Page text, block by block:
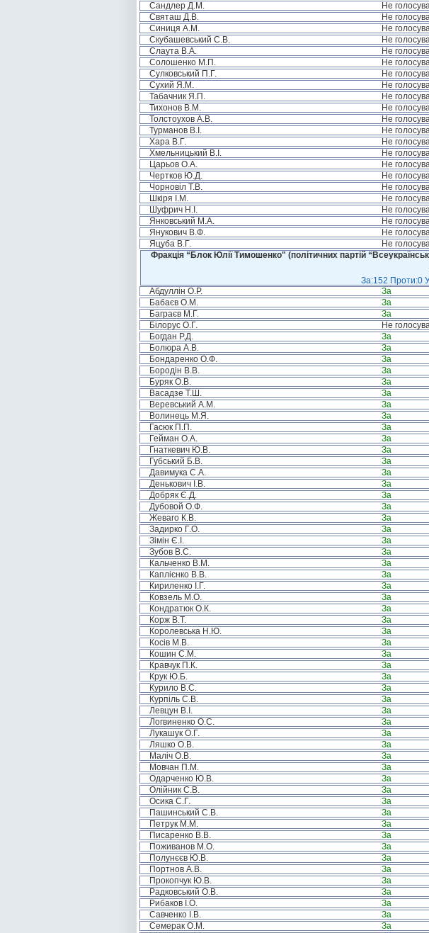
Сандлер Д.М.
Не
Святаш Д.В.
Не
Синиця А.М.
Не
Скубашевський С.В.
Не
Слаута В.А.
Не
Солошенко М.П.
Не
Сулковський П.Г.
Не
Сухий Я.М.
Не
Табачник Я.П.
Не
Тихонов В.М.
Не
Толстоухов А.В.
Не
Турманов В.І.
Не
Хара В.Г.
Не
Хмельницький В.І.
Не
Царьов О.А.
Не
Чертков Ю.Д.
Не
Чорновіл Т.В.
Не
Шкіря І.М.
Не
Шуфрич Н.І.
Не
Янковський М.А.
Не
Янукович В.Ф.
Не
Яцуба В.Г.
Не
Фракція “Блок Юлії Тимошенко" (політичних партій
За:152 Проти:0
Абдуллін О.Р.
За
Бабаєв О.М.
За
Баграєв М.Г.
За
Білорус О.Г.
Не
Богдан Р.Д.
За
Болюра А.В.
За
Бондаренко О.Ф.
За
Бородін В.В.
За
Буряк О.В.
За
Васадзе Т.Ш.
За
Веревський А.М.
За
Волинець М.Я.
За
Гасюк П.П.
За
Гейман О.А.
За
Гнаткевич Ю.В.
За
Губський Б.В.
За
Давимука С.А.
За
Денькович І.В.
За
Добряк Є.Д.
За
Дубовой О.Ф.
За
Жеваго К.В.
За
Задирко Г.О.
За
Зімін Є.І.
За
Зубов В.С.
За
Кальченко В.М.
За
Каплієнко В.В.
За
Кириленко І.Г.
За
Ковзель М.О.
За
Кондратюк О.К.
За
Корж В.Т.
За
Королевська Н.Ю.
За
Косів М.В.
За
Кошин С.М.
За
Кравчук П.К.
За
Крук Ю.Б.
За
Курило В.С.
За
Курпіль С.В.
За
Левцун В.І.
За
Логвиненко О.С.
За
Лукашук О.Г.
За
Ляшко О.В.
За
Маліч О.В.
За
Мовчан П.М.
За
Одарченко Ю.В.
За
Олійник С.В.
За
Осика С.Г.
За
Пашинський С.В.
За
Петрук М.М.
За
Писаренко В.В.
За
Поживанов М.О.
За
Полунєєв Ю.В.
За
Портнов А.В.
За
Прокопчук Ю.В.
За
Радковський О.В.
За
Рибаков І.О.
За
Савченко І.В.
За
Семерак О.М.
За